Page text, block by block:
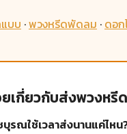
บบ ·พวงหรีดพัดลม · ดอก
เกี่ยวกับส่งพวงหรี
รณใช้เวลาส่งนานแค่ไหน